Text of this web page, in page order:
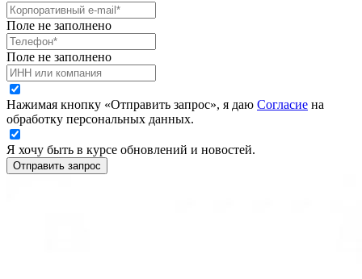
Поле не заполнено
Поле не заполнено
Нажимая кнопку «Отправить запрос», я даю Согласие на
обработку персональных данных.
Я хочу быть в курсе обновлений и новостей.
Отправить запрос